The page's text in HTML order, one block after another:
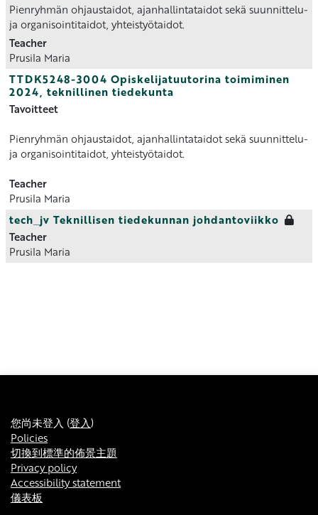
Pienryhmän ohjaustaidot, ajanhallintataidot sekä suunnittelu-
ja organisointitaidot, yhteistyötaidot.
Teacher
Prusila Maria
TTDK5248-3004 Opiskelijatuutorina toimiminen
2024, teknillinen tiedekunta
Tavoitteet
Pienryhmän ohjaustaidot, ajanhallintataidot sekä suunnittelu-
ja organisointitaidot, yhteistyötaidot.
Teacher
Prusila Maria
tech_jv Teknillisen tiedekunnan johdantoviikko
Teacher
Prusila Maria
您尚未登入 (登入)
Policies
切換到標準的佈景主題
Privacy policy
Accessibility statement
儀表板